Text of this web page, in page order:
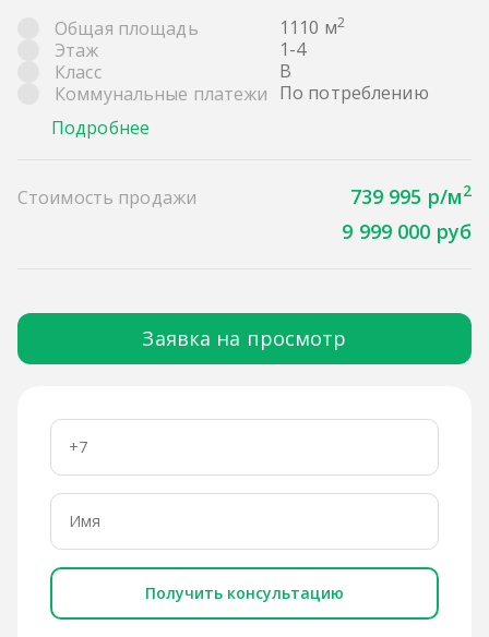
Общая площадь 1110 м2
Этаж
1-4
Класс
B
Коммунальные платежи По потреблению
Подробнее
Стоимость продажи 739 995 р/м2
9 999 000 руб
Заявка на просмотр
Получить консультацию